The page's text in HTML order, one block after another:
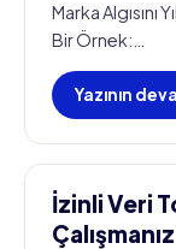
Marka
Bir Örnek:…
Yazının
İzinli Veri